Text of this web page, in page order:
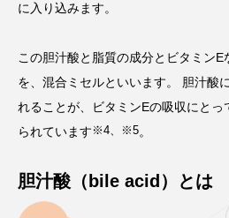
に入り込みます。
この胆汁酸と脂質の成分とビタミン
を、混合ミセルといいます。 胆汁酸
れることが、ビタミンEの吸収にとっ
られています ※4、※5。
胆汁酸（bile acid）とは